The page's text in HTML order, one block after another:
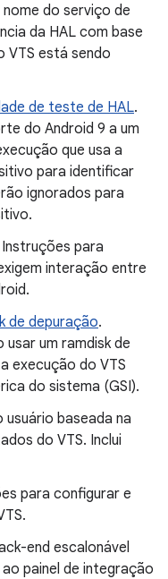
do serviço de
da HAL com base
VTS está sendo
de teste de HAL.
do Android 9 a um
que usa a
para identificar
ignorados para
Instruções para
interação entre
de depuração.
um ramdisk de
execução do VTS
do sistema (GSI).
baseada na
do VTS. Inclui
para configurar e
end escalonável
painel de integração